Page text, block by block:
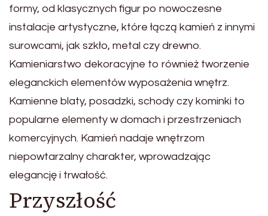
formy, od klasycznych figur po nowoczesne
instalacje artystyczne, które łączą kamień z innymi
surowcami, jak szkło, metal czy drewno.
Kamieniarstwo dekoracyjne to również tworzenie
eleganckich elementów wyposażenia wnętrz.
Kamienne blaty, posadzki, schody czy kominki to
popularne elementy w domach i przestrzeniach
komercyjnych. Kamień nadaje wnętrzom
niepowtarzalny charakter, wprowadzając
elegancję i trwałość.
Przyszłość